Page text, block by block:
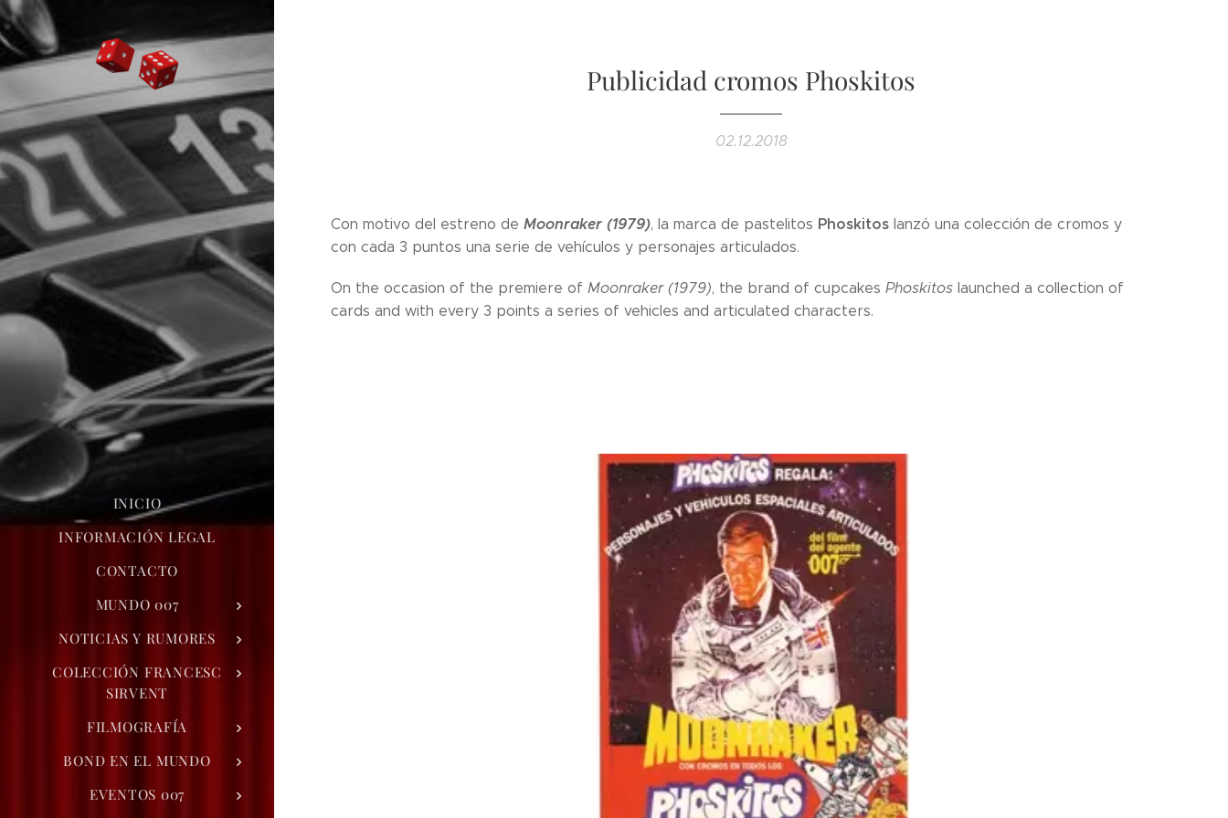
INICIO
INFORMACIÓN LEGAL
CONTACTO
MUNDO 007
NOTICIAS Y RUMORES
COLECCIÓN FRANCESC
SIRVENT
FILMOGRAFÍA
BOND EN EL MUNDO
EVENTOS 007
Publicidad cromos Phoskitos
02.12.2018
Con motivo del estreno de Moonraker (1979), la marca de pastelitos Phoskitos lanzó una colección de cromos y
con cada 3 puntos una serie de vehículos y personajes articulados.
On the occasion of the premiere of Moonraker (1979), the brand of cupcakes Phoskitos launched a collection of
cards and with every 3 points a series of vehicles and articulated characters.